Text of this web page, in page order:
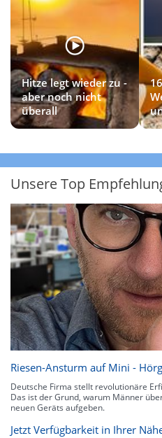
Hitze legt wieder zu -
aber noch nicht
überall
Unsere Top
Riesen-Ansturm auf Mini -
Deutsche Firma stellt revolutionäre
Das ist der Grund, warum Männer
neuen Geräts aufgeben.
Jetzt Verfügbarkeit in Ihrer